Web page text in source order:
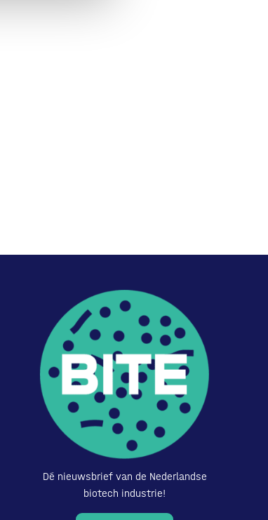
Dé nieuwsbrief van de Nederlandse
biotech industrie!